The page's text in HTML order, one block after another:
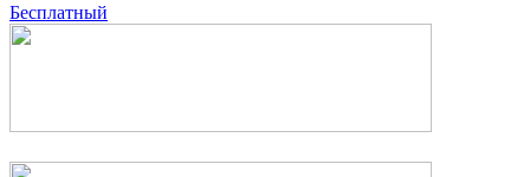
Бесплатный